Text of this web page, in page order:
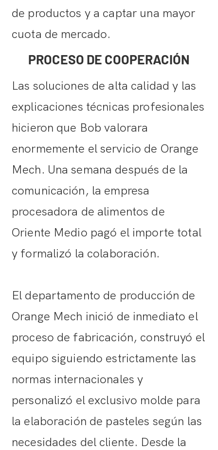
de productos y a captar una mayor
cuota de mercado.
PROCESO DE COOPERACIÓN
Las soluciones de alta calidad y las
explicaciones técnicas profesionales
hicieron que Bob valorara
enormemente el servicio de Orange
Mech. Una semana después de la
comunicación, la empresa
procesadora de alimentos de
Oriente Medio pagó el importe total
y formalizó la colaboración.
El departamento de producción de
Orange Mech inició de inmediato el
proceso de fabricación, construyó el
equipo siguiendo estrictamente las
normas internacionales y
personalizó el exclusivo molde para
la elaboración de pasteles según las
necesidades del cliente. Desde la